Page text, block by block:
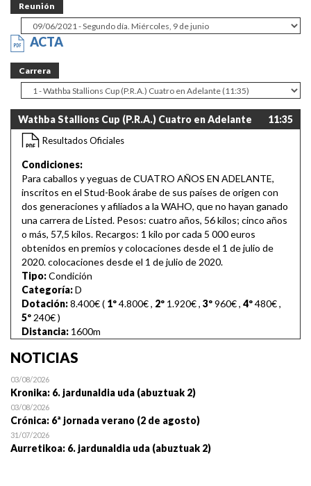
Reunión
ACTA
Carrera
Wathba Stallions Cup (P.R.A.) Cuatro en Adelante 11:35
Resultados Oficiales
Condiciones:
Para caballos y yeguas de CUATRO AÑOS EN ADELANTE,
inscritos en el Stud-Book árabe de sus países de origen con
dos generaciones y afiliados a la WAHO, que no hayan ganado
una carrera de Listed. Pesos: cuatro años, 56 kilos; cinco años
o más, 57,5 kilos. Recargos: 1 kilo por cada 5 000 euros
obtenidos en premios y colocaciones desde el 1 de julio de
2020. colocaciones desde el 1 de julio de 2020.
Tipo:Condición
Categoría:D
Dotación:8.400€ ( 1º4.800€, 2º 1.920€, 3º960€, 4º480€,
5º 240€)
Distancia: 1600m
NOTICIAS
03/08/2026
Kronika: 6. jardunaldia uda (abuztuak 2)
03/08/2026
Crónica: 6ª jornada verano (2 de agosto)
31/07/2026
Aurretikoa: 6. jardunaldia uda (abuztuak 2)